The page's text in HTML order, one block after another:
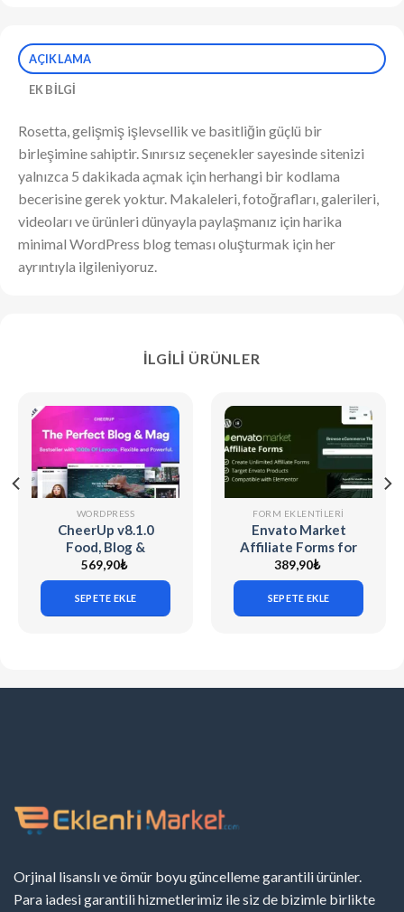
AÇIKLAMA
EK BILGI
Rosetta, gelişmiş işlevsellik ve basitliğin güçlü bir
birleşimine sahiptir. Sınırsız seçenekler sayesinde sitenizi
yalnızca 5 dakikada açmak için herhangi bir kodlama
becerisine gerek yoktur. Makaleleri, fotoğrafları, galerileri,
videoları ve ürünleri dünyayla paylaşmanız için harika
minimal WordPress blog teması oluşturmak için her
ayrıntıyla ilgileniyoruz.
İLGILI ÜRÜNLER
WORDPRESS
CheerUp v8.1.0
Food, Blog &
Magazine
569,90₺
SEPETE EKLE
FORM EKLENTILERI
Envato Market
Affiliate Forms for
Elementor v1.0.0
389,90₺
SEPETE EKLE
Orjinal lisanslı ve ömür boyu güncelleme garantili ürünler.
Para iadesi garantili hizmetlerimiz ile siz de bizimle birlikte